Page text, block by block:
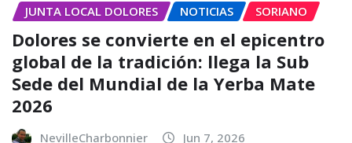
JUNTA LOCAL DOLORES
NOTICIAS SORIANO
Dolores se convierte en el epicentro
global de la tradición: llega la Sub
Sede del Mundial de la Yerba Mate
2026
NevilleCharbonnier Jun 7, 2026